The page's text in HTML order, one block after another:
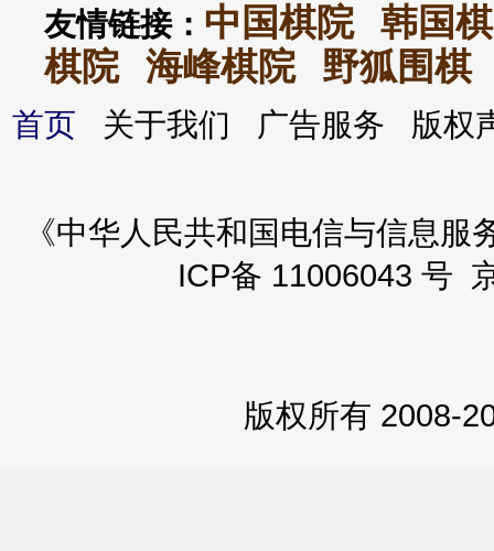
友情链接： 中国棋院
韩国
棋院
海峰棋院 野狐围棋
首页 关于我们 广告服务 版
《中华人民共和国电信与信息
ICP备 11006043 号
版权所有 2008-